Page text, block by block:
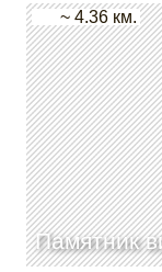
Памятник
~ 4.36 км.